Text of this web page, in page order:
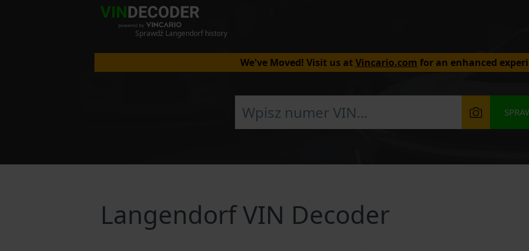
Sprawdź Langendorf history
We've Moved! Visit us atVincario.com for an enhanced
Langendorf VIN Decoder